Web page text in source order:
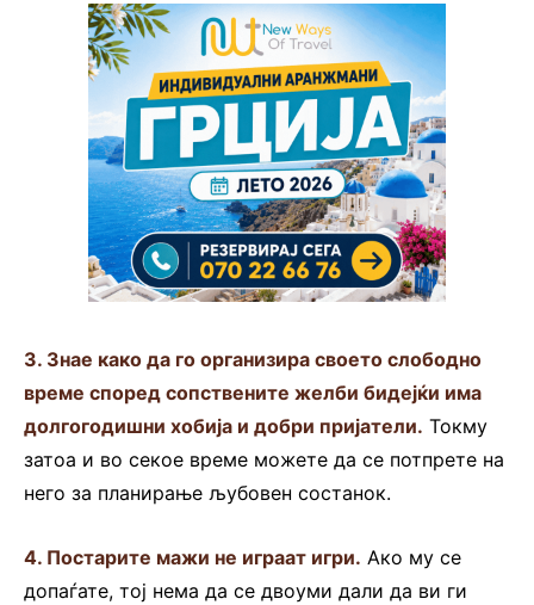
3. Знае како да го организира своето слободно
време според сопствените желби бидејќи има
долгогодишни хобија и добри пријатели. Токму
затоа и во секое време можете да се потпрете на
него за планирање љубовен состанок.
4. Постарите мажи не играат игри. Ако му се
допаѓате, тој нема да се двоуми дали да ви ги